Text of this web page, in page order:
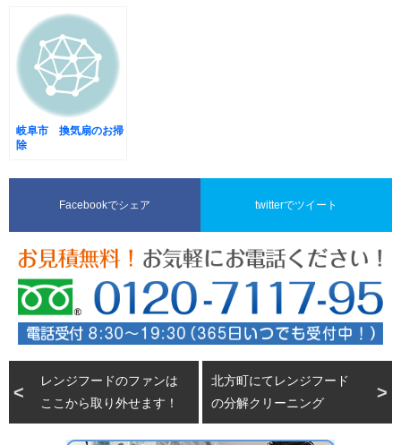
岐阜市 換気扇のお掃
除
Facebookでシェア twitterでツイート
レンジフードのファンは
ここから取り外せます！
北方町にてレンジフード
の分解クリーニング